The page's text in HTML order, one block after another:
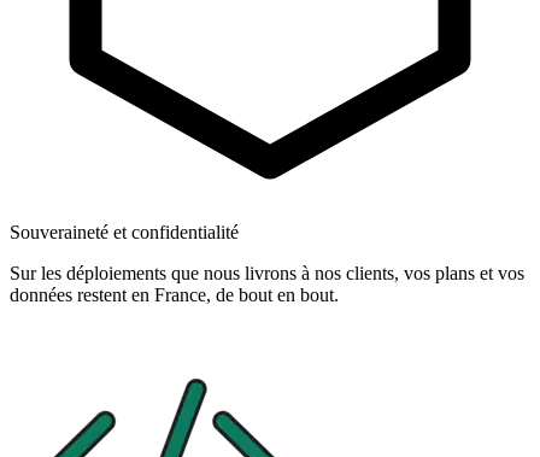
Souveraineté et confidentialité
Sur les déploiements que nous livrons à nos clients, vos plans et vos
données restent en France, de bout en bout.